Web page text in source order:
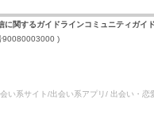
に関するガイドラインコミュニティガイ
90080003000 )
い系サイト/出会い系アプリ/ 出会い・恋